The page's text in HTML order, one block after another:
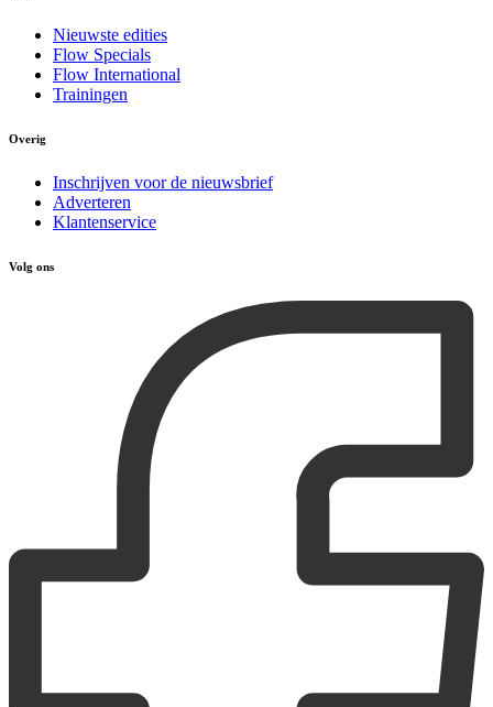
Nieuwste edities
Flow Specials
Flow International
Trainingen
Overig
Inschrijven voor de nieuwsbrief
Adverteren
Klantenservice
Volg ons